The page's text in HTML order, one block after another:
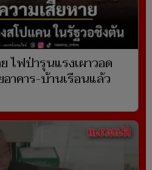
ไฟป่ารุนแรงเผาวอด
าคาร-บ้านเรือนแล้ว